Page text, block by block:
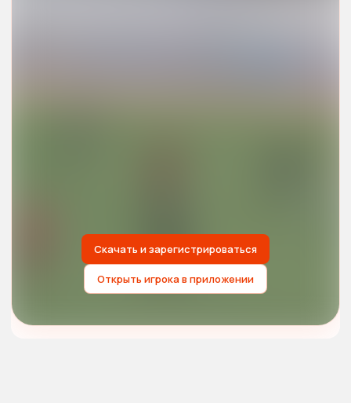
Скачать и зарегистрироваться
Открыть игрока в приложении